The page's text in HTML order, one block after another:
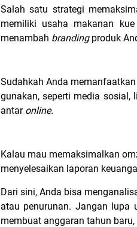
Salah satu strategi
memiliki usaha makanan
menambah branding produk
Sudahkah Anda
gunakan, seperti media sosial,
antar online.
Kalau mau memaksimalkan
menyelesaikan laporan
Dari sini, Anda bisa
atau penurunan. Jangan lupa
membuat anggaran tahun